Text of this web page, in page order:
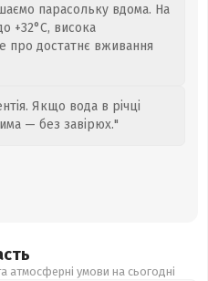
парасольку вдома. На
+32°C, висока
про достатнє вживання
Якщо вода в річці
— без завірюх."
атмосферні умови на сьогодні